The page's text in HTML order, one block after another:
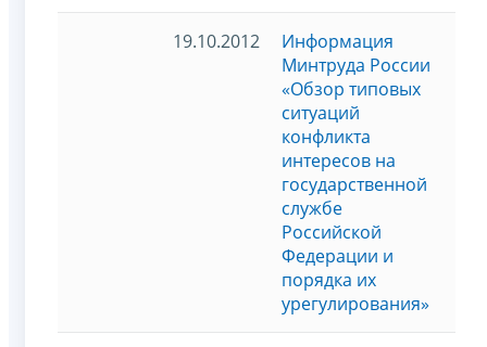
19.10.2012
Информация
Минтруда России
«Обзор типовых
ситуаций
конфликта
интересов на
государственной
службе
Российской
Федерации и
порядка их
урегулирования»